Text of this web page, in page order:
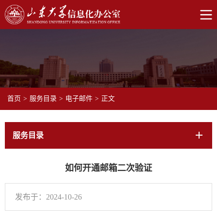
首页 > 服务目录 > 电子邮件 > 正文
服务目录
如何开通邮箱二次验证
发布于：2024-10-26